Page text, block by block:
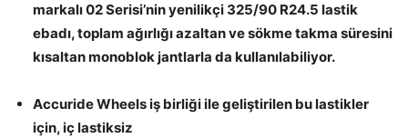
markalı 02 Serisi’nin yenilikçi 325/90 R24.5 lastik
ebadı, toplam ağırlığı azaltan ve sökme takma süresini
kısaltan monoblok jantlarla da kullanılabiliyor.
Accuride Wheels iş birliği ile geliştirilen bu lastikler
için, iç lastiksiz